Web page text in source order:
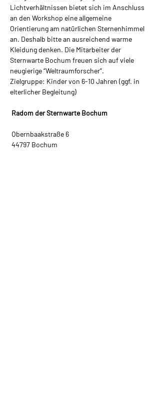
Lichtverhältnissen bietet sich im Anschluss
an den Workshop eine allgemeine
Orientierung am natürlichen Sternenhimmel
an. Deshalb bitte an ausreichend warme
Kleidung denken. Die Mitarbeiter der
Sternwarte Bochum freuen sich auf viele
neugierige “Weltraumforscher”.
Zielgruppe: Kinder von 6-10 Jahren (ggf. in
elterlicher Begleitung)
Radom der Sternwarte Bochum
Obernbaakstraße 6
44797 Bochum